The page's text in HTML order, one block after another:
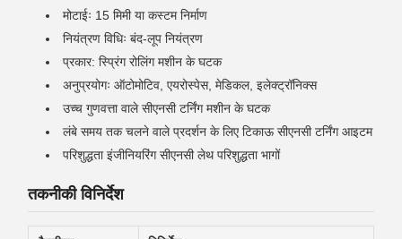
मोटाईः 15 मिमी या कस्टम निर्माण
नियंत्रण विधिः बंद-लूप नियंत्रण
प्रकार: स्प्रिंग रोलिंग मशीन के घटक
अनुप्रयोगः ऑटोमोटिव, एयरोस्पेस, मेडिकल, इलेक्ट्रॉनिक्स
उच्च गुणवत्ता वाले सीएनसी टर्निंग मशीन के घटक
लंबे समय तक चलने वाले प्रदर्शन के लिए टिकाऊ सीएनसी टर्निंग आइटम
परिशुद्धता इंजीनियरिंग सीएनसी लेथ परिशुद्धता भागों
तकनीकी विनिर्देश